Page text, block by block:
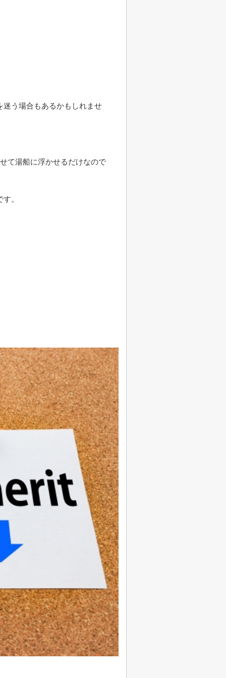
う場合もあるかもしれませ
て湯船に浮かせるだけなので
。